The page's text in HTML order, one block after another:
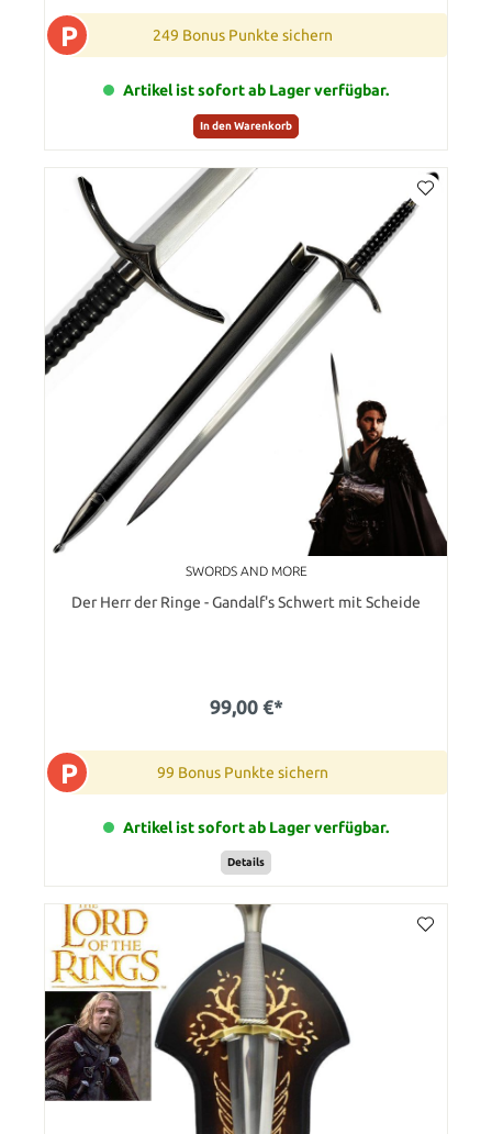
P 249 Bonus Punkte sichern
Artikel ist sofort ab Lager verfügbar.
In den Warenkorb
SWORDS AND MORE
Der Herr der Ringe - Gandalf's Schwert mit Scheide
99,00 €*
P 99 Bonus Punkte sichern
Artikel ist sofort ab Lager verfügbar.
Details